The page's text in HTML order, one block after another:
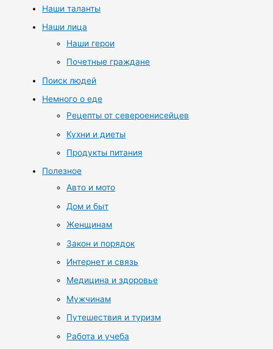
Наши таланты
Наши лица
Наши герои
Почетные граждане
Поиск людей
Немного о еде
Рецепты от североенисейцев
Кухни и диеты
Продукты питания
Полезное
Авто и мото
Дом и быт
Женщинам
Закон и порядок
Интернет и связь
Медицина и здоровье
Мужчинам
Путешествия и туризм
Работа и учеба